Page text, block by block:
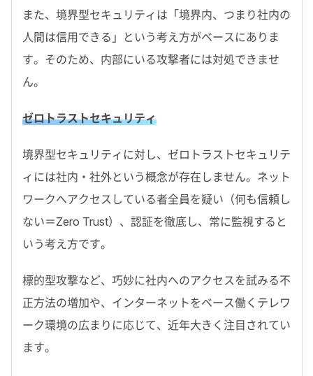
また、境界型セキュリティは「境界内、つまり社内の
人間は信用できる」という考え方がベースにありま
す。そのため、内部にいる攻撃者には対処できませ
ん。
ゼロトラストセキュリティ
境界型セキュリティに対し、ゼロトラストセキュリテ
ィには社内・社外という概念が存在しません。ネット
ワークへアクセスしている者全員を疑い（何も信頼し
ない＝Zero Trust）、認証を徹底し、常に監視すると
いう考え方です。
標的型攻撃など、巧妙に社内へのアクセスを試みる不
正方法の増加や、インターネットをベース働くテレワ
ーク環境の広まりに応じて、近年大きく注目されてい
ます。